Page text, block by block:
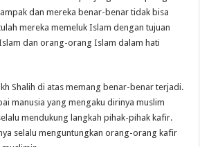
dan mereka benar-benar tidak bisa
mereka memeluk Islam dengan tujuan
dan orang-orang Islam dalam hati
Shalih di atas memang benar-benar terjadi.
manusia yang mengaku dirinya muslim
mendukung langkah pihak-pihak kafir.
selalu menguntungkan orang-orang kafir